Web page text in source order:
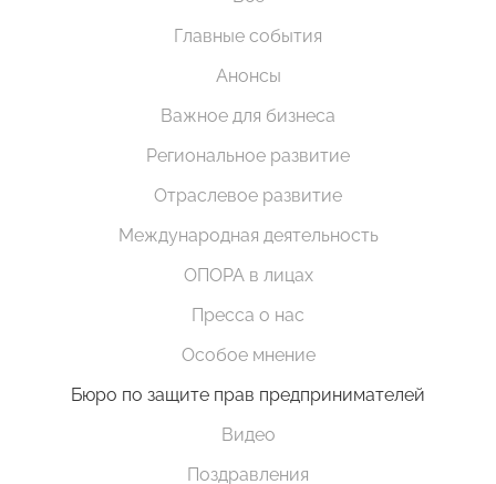
Главные события
Анонсы
Важное для бизнеса
Региональное развитие
Отраслевое развитие
Международная деятельность
ОПОРА в лицах
Пресса о нас
Особое мнение
Бюро по защите прав предпринимателей
Видео
Поздравления